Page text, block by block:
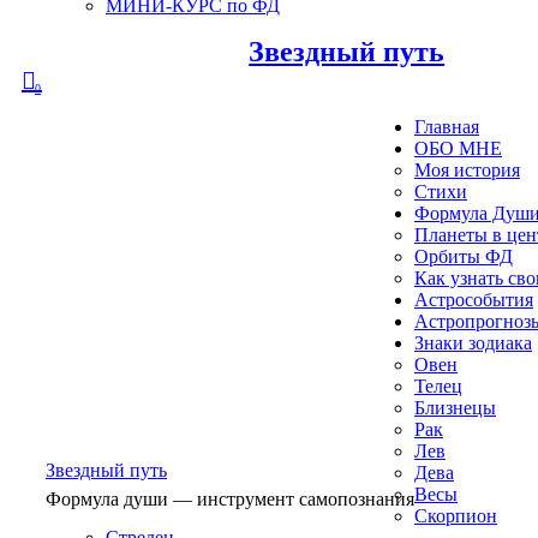
МИНИ-КУРС по ФД
Звездный путь
0
Звездный путь
Формула души — инструмент самопознания
Главная
ОБО МНЕ
Моя история
Стихи
Формула Души
Планеты в
Орбиты ФД
Как узнать
Астрособытия
Знаки зодиака
Овен
Телец
Близнецы
Рак
Лев
Дева
Весы
Скорпион